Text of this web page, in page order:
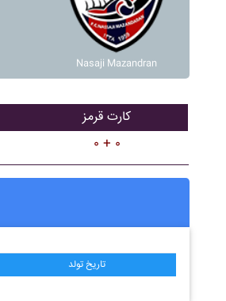
Nasaji Mazandran
کارت قرمز
۰ + ۰
تاریخ تولد